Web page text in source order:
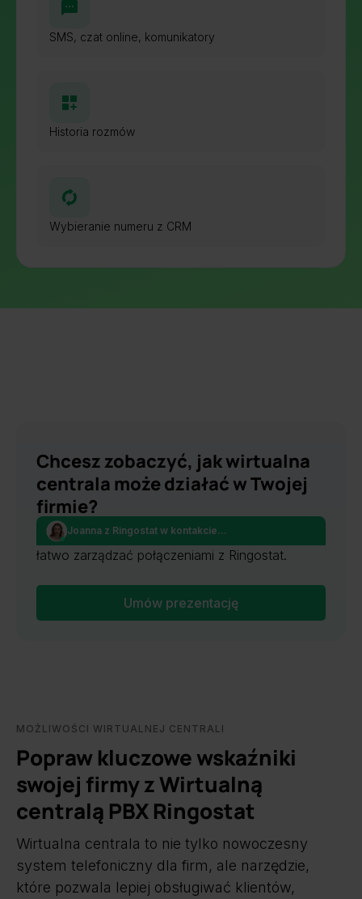
SMS, czat online, komunikatory
Historia rozmów
Wybieranie numeru z CRM
Chcesz zobaczyć, jak wirtualna
centrala może działać w Twojej
firmie?
Umów bezpłatną prezentację i przekonaj się, jak
łatwo zarządzać połączeniami z Ringostat.
Umów prezentację
Joanna z Ringostat w kontakcie...
MOŻLIWOŚCI WIRTUALNEJ CENTRALI
Popraw kluczowe wskaźniki
swojej firmy z Wirtualną
centralą PBX Ringostat
Wirtualna centrala to nie tylko nowoczesny
system telefoniczny dla firm, ale narzędzie,
które pozwala lepiej obsługiwać klientów,